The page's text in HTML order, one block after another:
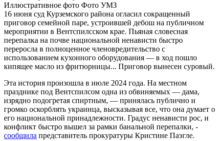
Иллюстративное фото Фото УМЗ
16 июня суд Курземского района огласил сокращенный
приговор семейной паре, устроившей дебош на публичном
мероприятии в Вентспилсском крае. Пьяная словесная
перепалка на почве национальной ненависти быстро
переросла в полноценное членовредительство с
использованием кухонного оборудования — в ход пошло
кипящее масло из фритюрницы... Приговор вынесен суровый.
Эта история произошла в июле 2024 года. На местном
празднике под Вентспилсом одна из обвиняемых — дама,
изрядно подогретая спиртным, — принялась публично и
громко оскорблять украинца, высказывая все, что она думает о
его национальной принадлежности. Градус ненависти рос, и
конфликт быстро вышел за рамки банальной перепалки, -
сообщила представитель прокуратуры Кристине Паэгле.